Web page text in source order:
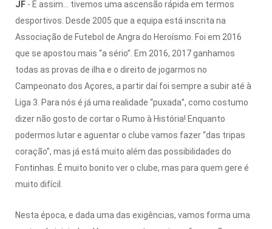
JF - É assim… tivemos uma ascensão rápida em termos
desportivos. Desde 2005 que a equipa está inscrita na
Associação de Futebol de Angra do Heroísmo. Foi em 2016
que se apostou mais “a sério”. Em 2016, 2017 ganhamos
todas as provas de ilha e o direito de jogarmos no
Campeonato dos Açores, a partir daí foi sempre a subir até à
Liga 3. Para nós é já uma realidade “puxada”, como costumo
dizer não gosto de cortar o Rumo à História! Enquanto
podermos lutar e aguentar o clube vamos fazer “das tripas
coração”, mas já está muito além das possibilidades do
Fontinhas. É muito bonito ver o clube, mas para quem gere é
muito difícil.
Nesta época, e dada uma das exigências, vamos forma uma